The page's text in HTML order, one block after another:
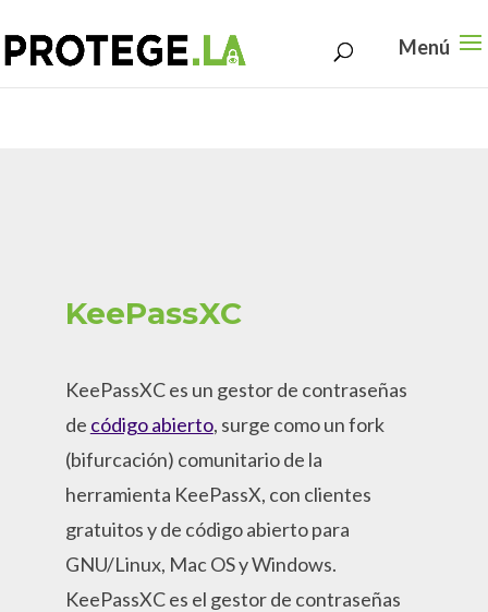
to
content
KeePassXC
KeePassXC es un gestor de contraseñas
de código abierto, surge como un fork
(bifurcación) comunitario de la
herramienta KeePassX, con clientes
gratuitos y de código abierto para
GNU/Linux, Mac OS y Windows.
KeePassXC es el gestor de contraseñas